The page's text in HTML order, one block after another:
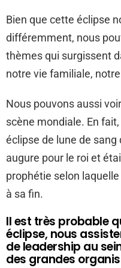
Bien que cette éclipse
différemment, nous
thèmes qui surgissent
notre vie familiale,
Nous pouvons aussi
scène mondiale. En
éclipse de lune de
augure pour le roi et
prophétie selon
à sa fin.
Il est très probable
éclipse, nous
de leadership au
des grandes